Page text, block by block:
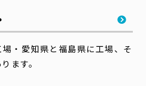
・愛知県と福島県に工場、そ
ます。